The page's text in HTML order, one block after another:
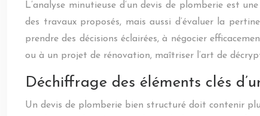
L’analyse minutieuse d’un devis de plomberie est
des travaux proposés, mais aussi d’évaluer la
prendre des décisions éclairées, à négocier
ou à un projet de rénovation, maîtriser l’art de
Déchiffrage des éléments clés
Un devis de plomberie bien structuré doit contenir